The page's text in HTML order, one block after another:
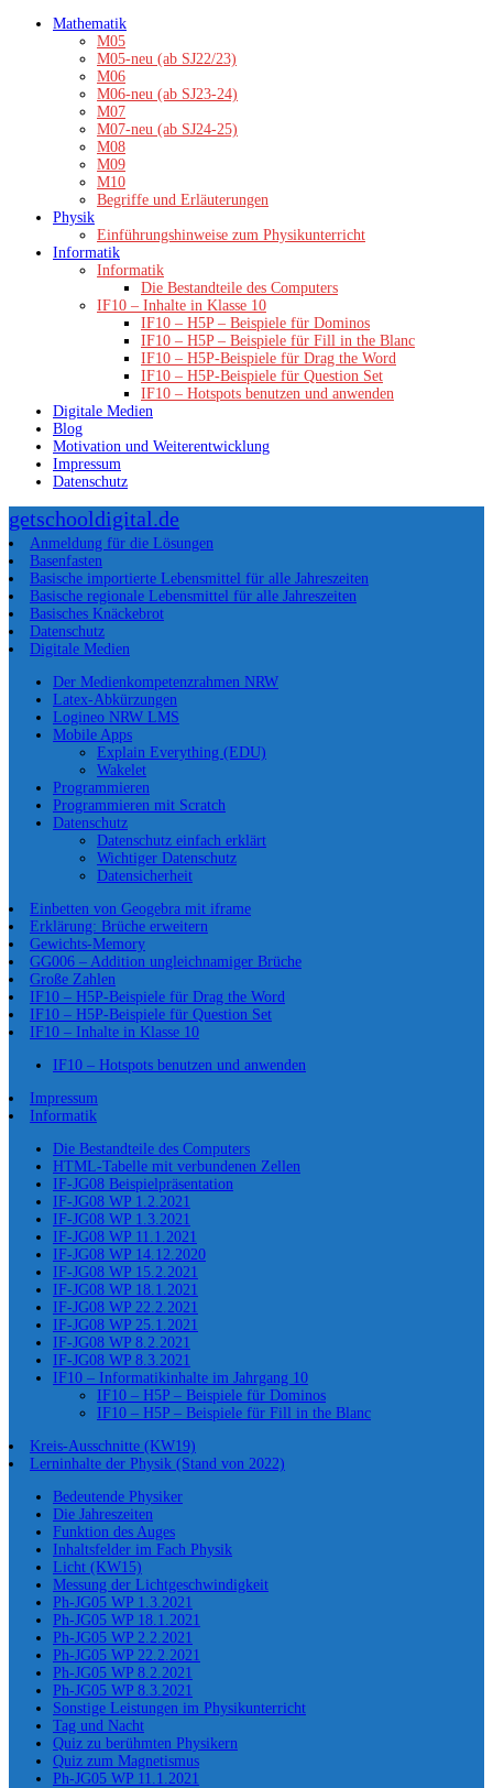
Zum
Mathematik
M05
M05-neu (ab SJ22/23)
M06
M06-neu (ab SJ23-24)
M07
M07-neu (ab SJ24-25)
M08
M09
M10
Begriffe und Erläuterungen
Physik
Einführungshinweise zum Physikunterricht
Informatik
Informatik
Die Bestandteile des Computers
IF10 – Inhalte in Klasse 10
IF10 – H5P – Beispiele für Dominos
IF10 – H5P – Beispiele für Fill in the Blanc
IF10 – H5P-Beispiele für Drag the Word
IF10 – H5P-Beispiele für Question Set
IF10 – Hotspots benutzen und anwenden
Digitale Medien
Blog
Motivation und Weiterentwicklung
Impressum
Datenschutz
getschooldigital.de
Anmeldung für die Lösungen
Basenfasten
Basische importierte Lebensmittel für alle Jahreszeiten
Basische regionale Lebensmittel für alle Jahreszeiten
Basisches Knäckebrot
Datenschutz
Digitale Medien
Der Medienkompetenzrahmen NRW
Latex-Abkürzungen
Logineo NRW LMS
Mobile Apps
Explain Everything (EDU)
Wakelet
Programmieren
Programmieren mit Scratch
Datenschutz
Datenschutz einfach erklärt
Wichtiger Datenschutz
Datensicherheit
Einbetten von Geogebra mit iframe
Erklärung: Brüche erweitern
Gewichts-Memory
GG006 – Addition ungleichnamiger Brüche
Große Zahlen
IF10 – H5P-Beispiele für Drag the Word
IF10 – H5P-Beispiele für Question Set
IF10 – Inhalte in Klasse 10
IF10 – Hotspots benutzen und anwenden
Impressum
Informatik
Die Bestandteile des Computers
HTML-Tabelle mit verbundenen Zellen
IF-JG08 Beispielpräsentation
IF-JG08 WP 1.2.2021
IF-JG08 WP 1.3.2021
IF-JG08 WP 11.1.2021
IF-JG08 WP 14.12.2020
IF-JG08 WP 15.2.2021
IF-JG08 WP 18.1.2021
IF-JG08 WP 22.2.2021
IF-JG08 WP 25.1.2021
IF-JG08 WP 8.2.2021
IF-JG08 WP 8.3.2021
IF10 – Informatikinhalte im Jahrgang 10
IF10 – H5P – Beispiele für Dominos
IF10 – H5P – Beispiele für Fill in the Blanc
Kreis-Ausschnitte (KW19)
Lerninhalte der Physik (Stand von 2022)
Bedeutende Physiker
Die Jahreszeiten
Funktion des Auges
Inhaltsfelder im Fach Physik
Licht (KW15)
Messung der Lichtgeschwindigkeit
Ph-JG05 WP 1.3.2021
Ph-JG05 WP 18.1.2021
Ph-JG05 WP 2.2.2021
Ph-JG05 WP 22.2.2021
Ph-JG05 WP 8.2.2021
Ph-JG05 WP 8.3.2021
Sonstige Leistungen im Physikunterricht
Tag und Nacht
Quiz zu berühmten Physikern
Quiz zum Magnetismus
Ph-JG05 WP 11.1.2021